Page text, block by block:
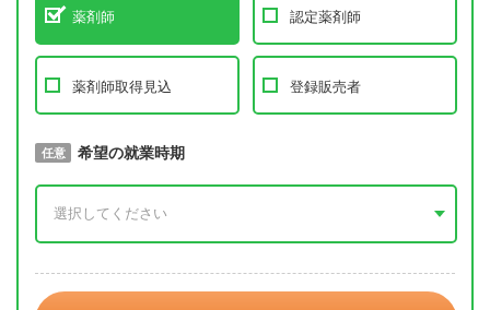
薬剤師 認定薬剤師
薬剤師取得見込 登録販売者
必須 取得予定年
任意 希望の就業時期